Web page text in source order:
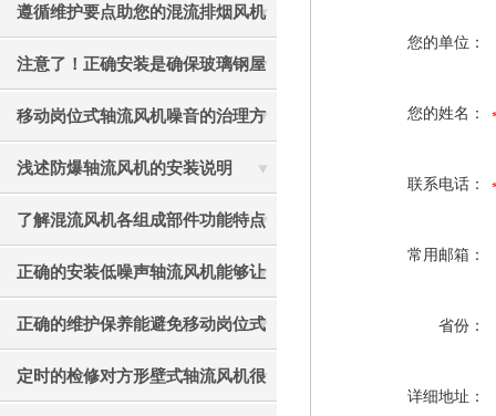
通风效果的关键
遵循维护要点助您的混流排烟风机
成为真正“风中卫士”
注意了！正确安装是确保玻璃钢屋
顶风机有效性的关键
移动岗位式轴流风机噪音的治理方
法介绍
浅述防爆轴流风机的安装说明
了解混流风机各组成部件功能特点
才能更好的使用它
正确的安装低噪声轴流风机能够让
其效果发挥的更好
正确的维护保养能避免移动岗位式
轴流风机被外力破坏
定时的检修对方形壁式轴流风机很
您的单位：
您的姓名：
联系电话：
常用邮箱：
省份：
详细地址：